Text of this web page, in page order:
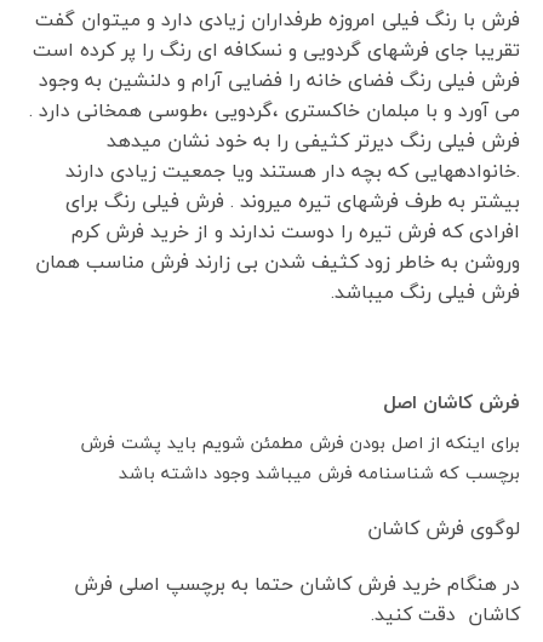
فرش با رنگ فیلی امروزه طرفداران زیادی دارد و میتوان گفت
تقریبا جای فرشهای گردویی و نسکافه ای رنگ را پر کرده است
فرش فیلی رنگ فضای خانه را فضایی آرام و دلنشین به وجود
می آورد و با مبلمان خاکستری ،گردویی ،طوسی همخانی دارد .
فرش فیلی رنگ دیرتر کثیفی را به خود نشان میدهد
.خانوادههایی که بچه دار هستند ویا جمعیت زیادی دارند
بیشتر به طرف فرشهای تیره میروند . فرش فیلی رنگ برای
افرادی که فرش تیره را دوست ندارند و از خرید فرش کرم
وروشن به خاطر زود کثیف شدن بی زارند فرش مناسب همان
فرش فیلی رنگ میباشد.
فرش کاشان اصل
برای اینکه از اصل بودن فرش مطمئن شویم باید پشت فرش
برچسب که شناسنامه فرش میباشد وجود داشته باشد
لوگوی فرش کاشان
در هنگام خرید فرش کاشان حتما به برچسپ اصلی فرش
کاشان دقت کنید.